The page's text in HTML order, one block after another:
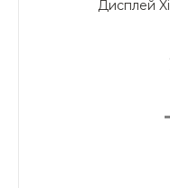
Дисплей
-